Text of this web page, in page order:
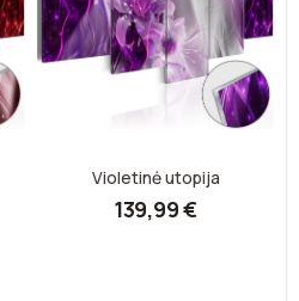
Violetinė utopija
139,99 €